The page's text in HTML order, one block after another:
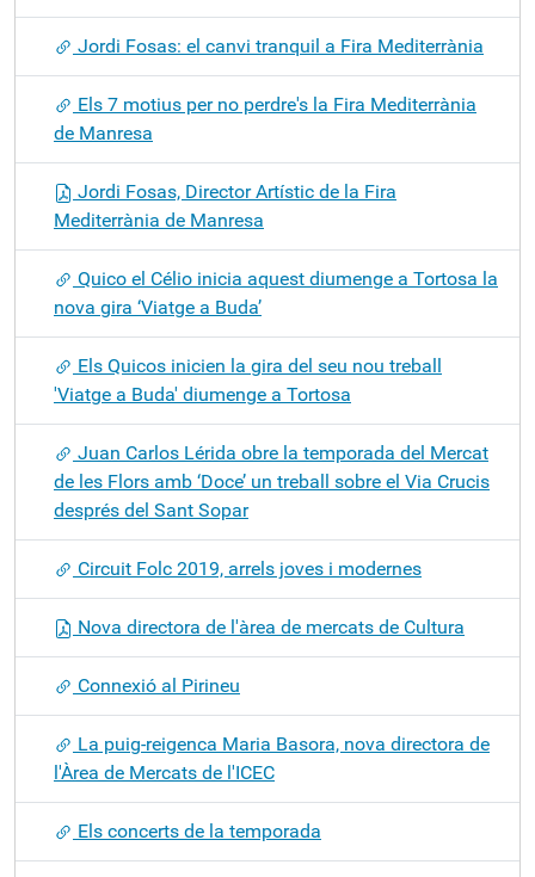
Jordi Fosas: el canvi tranquil a Fira Mediterrània
Els 7 motius per no perdre's la Fira Mediterrània
de Manresa
Jordi Fosas, Director Artístic de la Fira
Mediterrània de Manresa
Quico el Célio inicia aquest diumenge a Tortosa la
nova gira ‘Viatge a Buda’
Els Quicos inicien la gira del seu nou treball
'Viatge a Buda' diumenge a Tortosa
Juan Carlos Lérida obre la temporada del Mercat
de les Flors amb ‘Doce’ un treball sobre el Via Crucis
després del Sant Sopar
Circuit Folc 2019, arrels joves i modernes
Nova directora de l'àrea de mercats de Cultura
Connexió al Pirineu
La puig-reigenca Maria Basora, nova directora de
l'Àrea de Mercats de l'ICEC
Els concerts de la temporada